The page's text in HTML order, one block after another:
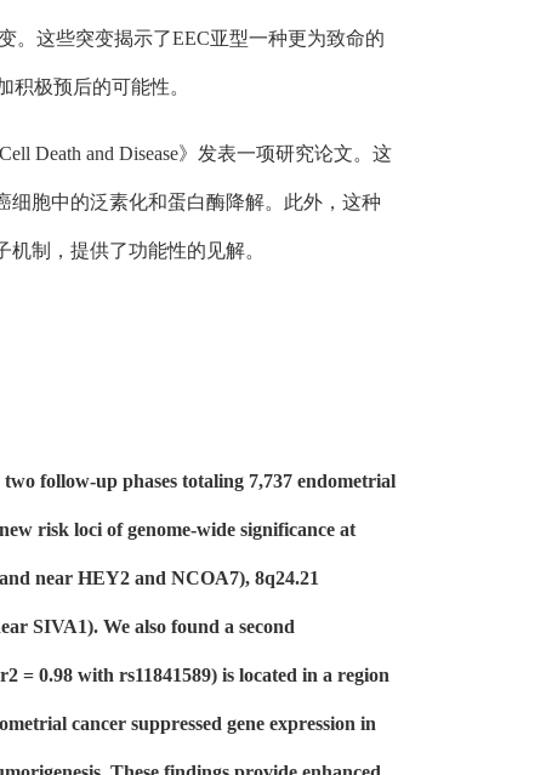
。这些突变揭示了EEC亚型一种更为致命的
极预后的可能性。
Death and Disease》发表一项研究论文。这
细胞中的泛素化和蛋白酶降解。此外，这种
制，提供了功能性的见解。
follow-up phases totaling 7,737 endometrial
risk loci of genome-wide significance at
near HEY2 and NCOA7), 8q24.21
SIVA1). We also found a second
= 0.98 with rs11841589) is located in a region
cancer suppressed gene expression in